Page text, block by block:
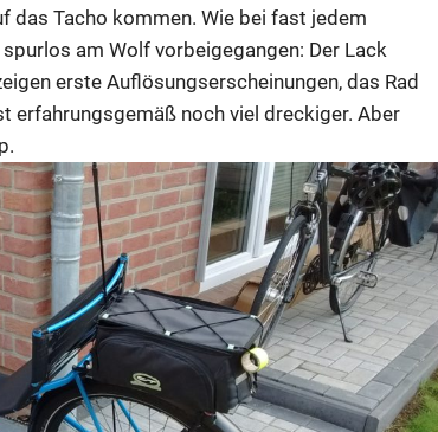
das Tacho kommen. Wie bei fast jedem
am Wolf vorbeigegangen: Der Lack
erste Auflösungserscheinungen, das Rad
erfahrungsgemäß noch viel dreckiger. Aber